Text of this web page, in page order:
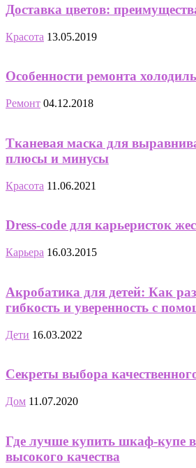
Доставка цветов:
Красота 13.05.2019
Особенности ремонта
Ремонт 04.12.2018
Тканевая маска для
плюсы и минусы
Красота 11.06.2021
Dress-code для карьеристок
Карьера 16.03.2015
Акробатика для детей: Как
гибкость и уверенность с
Дети 16.03.2022
Секреты выбора
Дом 11.07.2020
Где лучше купить шкаф-купе
высокого качества